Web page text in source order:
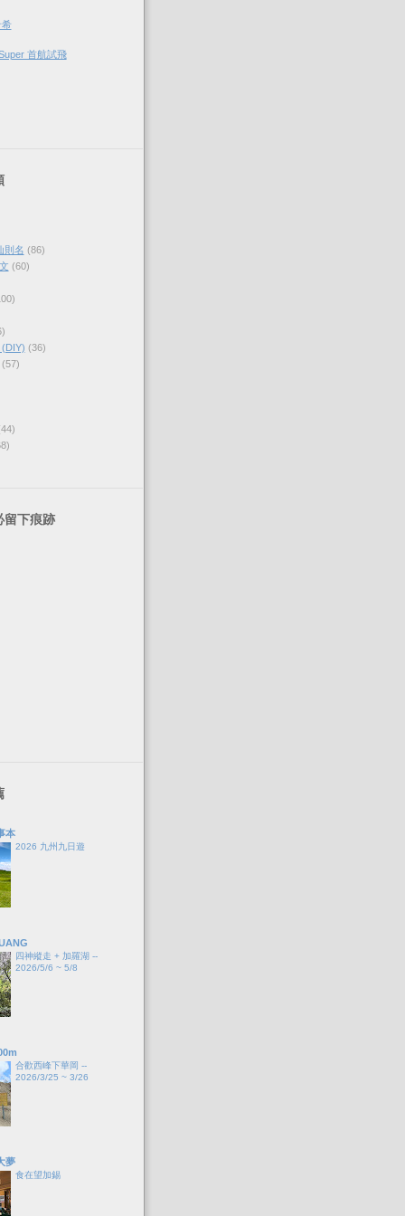
首航試飛
則名 (86)
(60)
(36)
(57)
留下痕跡
本
2026 九州九日遊
四神縱走 + 加羅湖 --
2026/5/6 ~ 5/8
合歡西峰下華岡 --
2026/3/25 ~ 3/26
夢
食在望加錫